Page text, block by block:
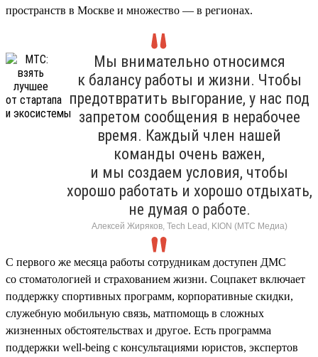
пространств в Москве и множество — в регионах.
Мы внимательно относимся
к балансу работы и жизни. Чтобы
предотвратить выгорание, у нас под
запретом сообщения в нерабочее
время. Каждый член нашей
команды очень важен,
и мы создаем условия, чтобы
хорошо работать и хорошо отдыхать,
не думая о работе.
Алексей Жиряков, Tech Lead, KION (МТС Медиа)
С первого же месяца работы сотрудникам доступен ДМС
со стоматологией и страхованием жизни. Соцпакет включает
поддержку спортивных программ, корпоративные скидки,
служебную мобильную связь, матпомощь в сложных
жизненных обстоятельствах и другое. Есть программа
поддержки well-being с консультациями юристов, экспертов